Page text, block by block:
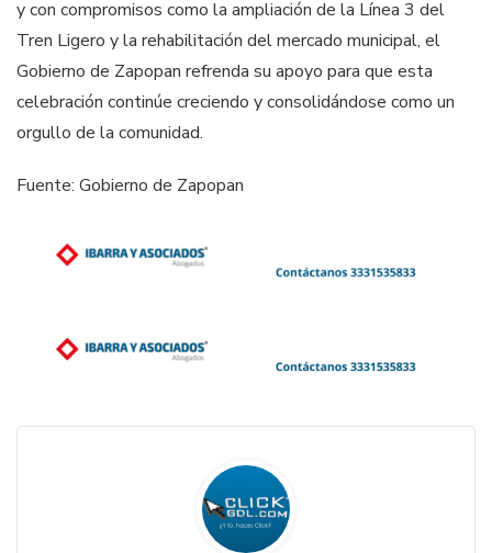
y con compromisos como la ampliación de la Línea 3 del
Tren Ligero y la rehabilitación del mercado municipal, el
Gobierno de Zapopan refrenda su apoyo para que esta
celebración continúe creciendo y consolidándose como un
orgullo de la comunidad.
Fuente: Gobierno de Zapopan